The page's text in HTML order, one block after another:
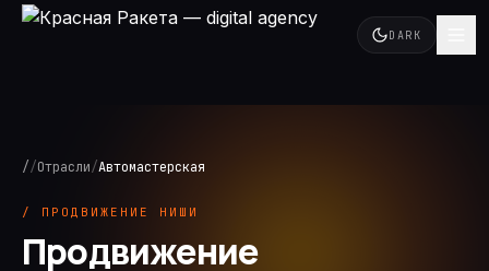
DARK
//Отрасли/Автомастерская
/ ПРОДВИЖЕНИЕ НИШИ
Продвижение